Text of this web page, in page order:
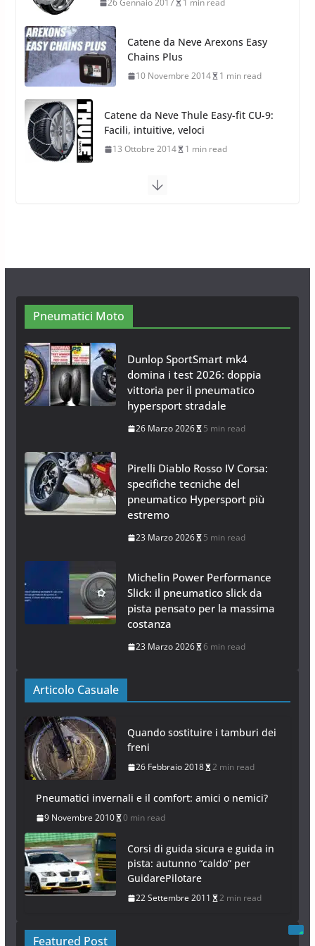
10 Novembre 2014 1 min read
Catene da Neve Thule Easy-fit CU-9:
Facili, intuitive, veloci
13 Ottobre 2014 1 min read
Calze da Neve Arexocks by
Arexons
26 Ottobre 2013 1 min read
Calze da Neve per Auto 2025:
26 Gennaio 2017
Pneumatici Moto
Dunlop SportSmart mk4
domina i test 2026: doppia
vittoria per il pneumatico
hypersport stradale
26 Marzo 2026 5 min read
Pirelli Diablo Rosso IV Corsa:
specifiche tecniche del
pneumatico Hypersport più
estremo
23 Marzo 2026 5 min read
Michelin Power Performance
Slick: il pneumatico slick da
pista pensato per la massima
costanza
23 Marzo 2026 6 min read
Articolo Casuale
Quando sostituire i tamburi dei
freni
26 Febbraio 2018 2 min read
Pneumatici invernali e il comfort: amici o nemici?
9 Novembre 2010 0 min read
Corsi di guida sicura e guida in
pista: autunno “caldo” per
GuidarePilotare
22 Settembre 2011 2 min read
Featured Post